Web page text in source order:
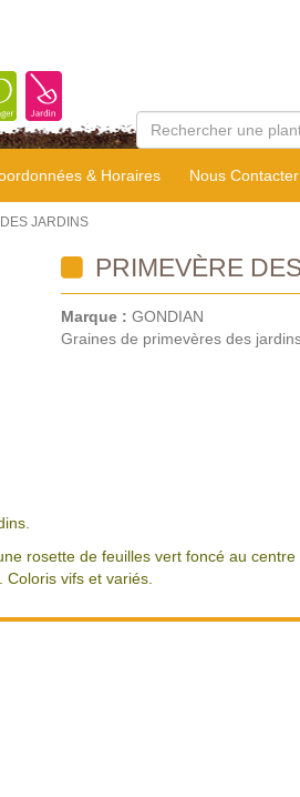
& Horaires Nous Contacter
JARDINS
PRIMEVÈRE
Marque : GONDIAN
Graines de primevères des
rosette de feuilles vert foncé au
vifs et variés.